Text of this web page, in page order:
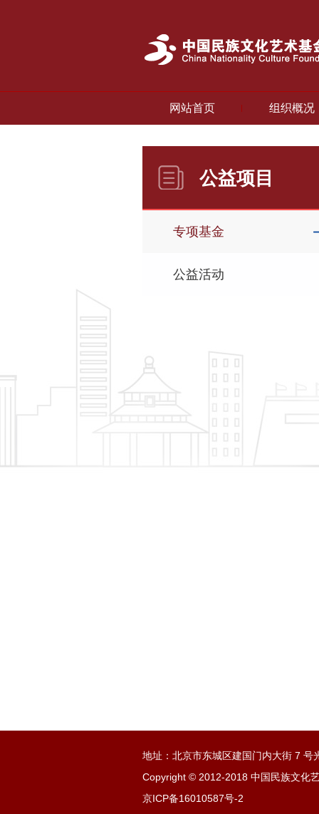
网站首页 组织概况
公益项目
专项基金
公益活动
地址：北京市东城区建国门内大街 7 号
Copyright © 2012-2018 中国民族文化
京ICP备16010587号-2